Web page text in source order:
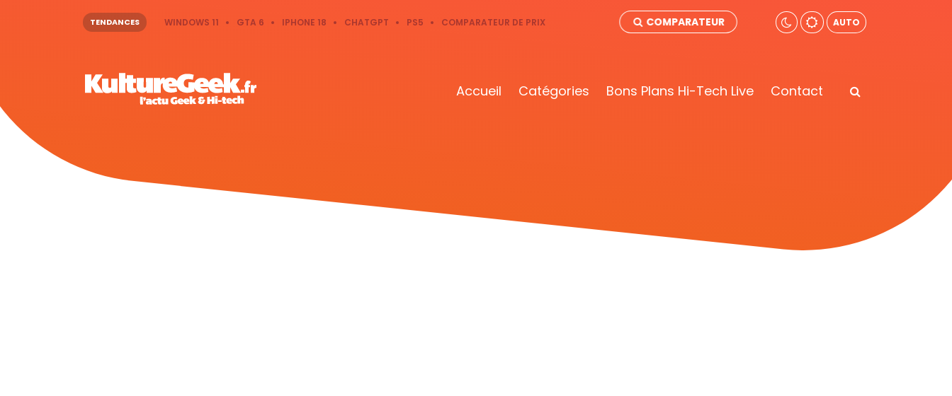
TENDANCES WINDOWS 11 GTA 6 IPHONE 18 CHATGPT PS5 COMPARATEUR DE PRIX COMPARATEUR AUTO
Accueil Catégories Bons Plans Hi-Tech Live Contact